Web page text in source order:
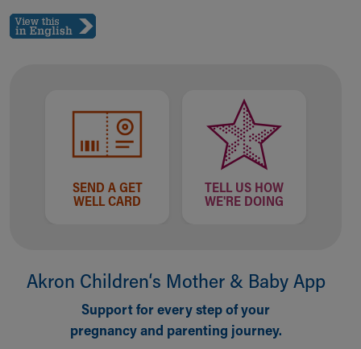
SEND A GET
WELL CARD
TELL US HOW
WE'RE DOING
Akron Children‘s Mother & Baby App
Support for every step of your
pregnancy and parenting journey.